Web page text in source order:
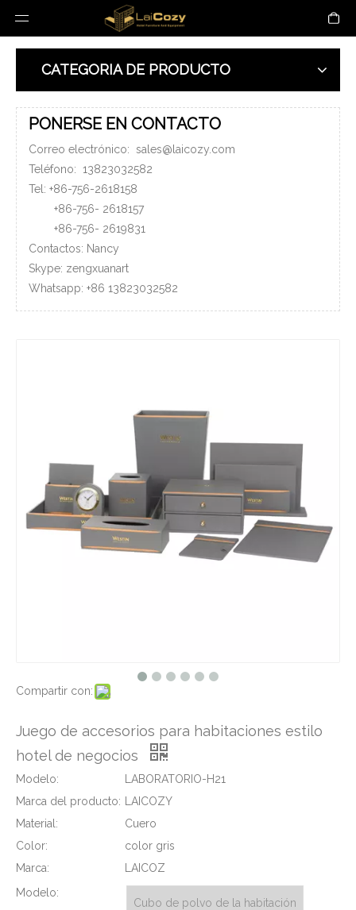
CATEGORIA DE PRODUCTO
PONERSE EN CONTACTO
Correo electrónico: sales@laicozy.com
Teléfono: 13823032582
Tel: +86-756-2618158
+86-756- 2618157
+86-756- 2619831
Contactos: Nancy
Skype: zengxuanart
Whatsapp: +86 13823032582
Compartir con:
Juego de accesorios para habitaciones estilo
hotel de negocios
Modelo:
LABORATORIO-H21
Marca del producto:
LAICOZY
Material:
Cuero
Color:
color gris
Marca:
LAICOZ
Modelo:
Cubo de polvo de la habitación